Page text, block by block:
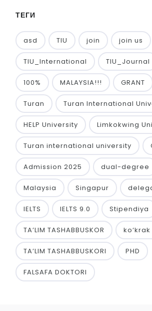
ТЕГИ
asd TIU join join us
TIU_International TIU_Journal
100% MALAYSIA!!! GRANT
Turan Turan International
HELP University Limkokwing
Turan international university
Admission 2025 dual-degree
Malaysia Singapur
IELTS IELTS 9.0 Stipendiya
TA’LIM TASHABBUSKOR
TA’LIM TASHABBUSKORI PHD
FALSAFA DOKTORI